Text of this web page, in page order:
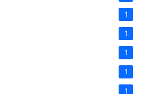
1
1
1
1
1